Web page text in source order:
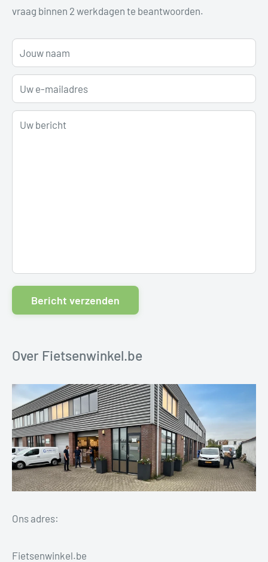
vraag binnen 2 werkdagen te beantwoorden.
Jouw naam
Uw e-mailadres
Uw bericht
Bericht verzenden
Over Fietsenwinkel.be
Ons adres:
Fietsenwinkel.be